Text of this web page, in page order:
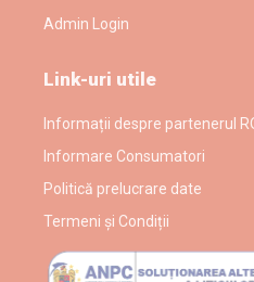
Admin Login
Link-uri utile
Informații despre partenerul
Informare Consumatori
Politică prelucrare date
Termeni și Condiții